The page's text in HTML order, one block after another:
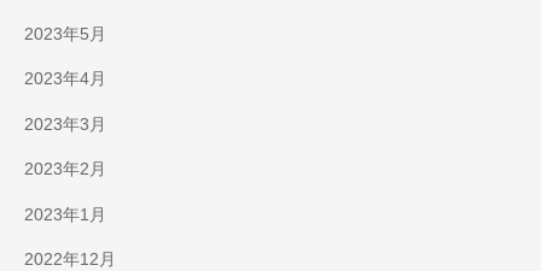
2023年5月
2023年4月
2023年3月
2023年2月
2023年1月
2022年12月